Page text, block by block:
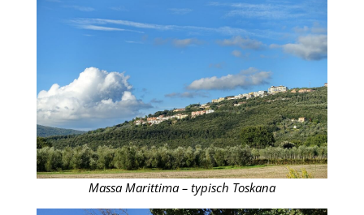
Massa Marittima – typisch Toskana